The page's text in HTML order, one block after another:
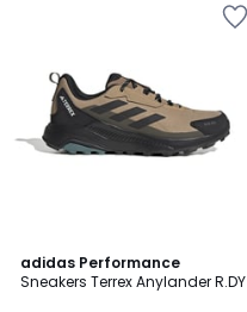
adidas Performance
Sneakers Terrex Anylander R.DY
4,8
/ 5